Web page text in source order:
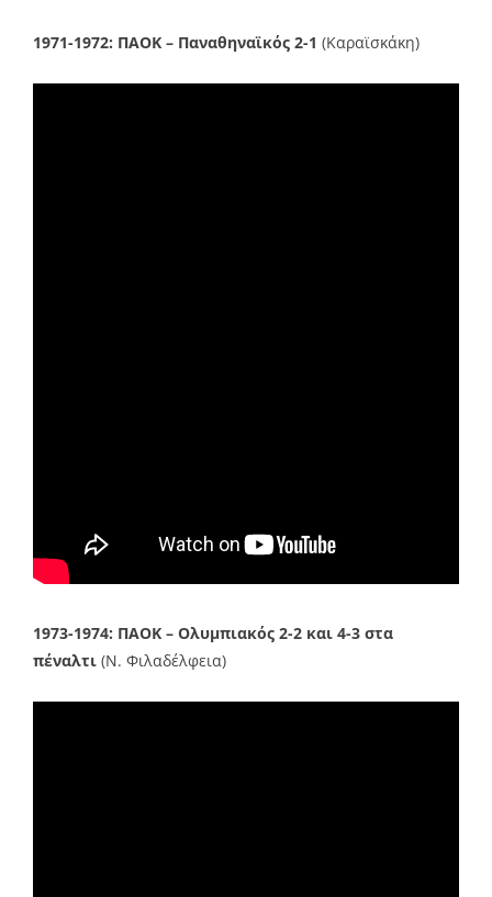
1971-1972: ΠΑΟΚ – Παναθηναϊκός 2-1 (Καραϊσκάκη)
1973-1974: ΠΑΟΚ – Ολυμπιακός 2-2 και 4-3 στα
πέναλτι (Ν. Φιλαδέλφεια)